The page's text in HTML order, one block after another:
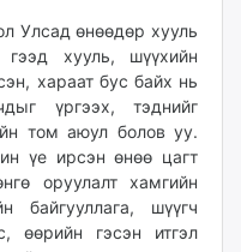
Улсад өнөөдөр хууль
хууль, шүүхийн
хараат бус байх нь
үргээх, тэднийг
том аюул болов уу.
үе ирсэн өнөө цагт
оруулалт хамгийн
байгууллага, шүүгч
өөрийн гэсэн итгэл